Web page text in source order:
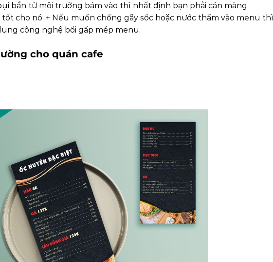
bẩn từ môi trường bám vào thì nhất định bạn phải cán màng
cho nó. + Nếu muốn chống gãy sốc hoặc nước thấm vào menu thì
công nghệ bồi gấp mép menu.
cho quán cafe